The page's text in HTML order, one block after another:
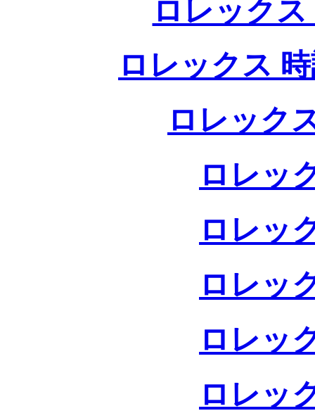
ロレック
ロレックス
ロレック
ロレッ
ロレッ
ロレッ
ロレッ
ロレッ